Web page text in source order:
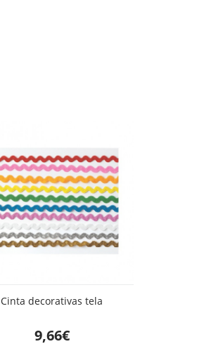
Cinta decorativas tela
9,66€